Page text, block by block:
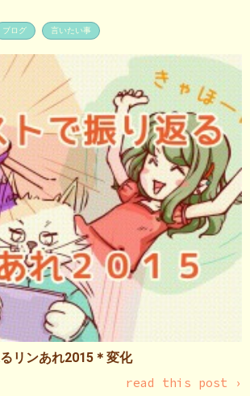
ブログ 言いたい事
リンあれ2015＊変化
read this post ›